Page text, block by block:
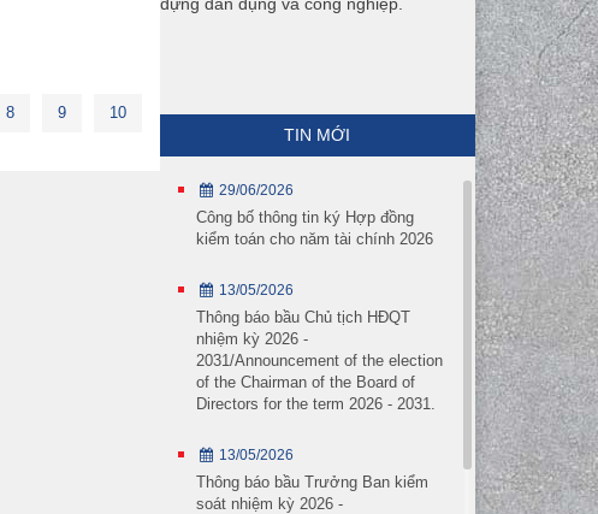
8 9 10
TIN MỚI
29/06/2026
Công bố thông tin ký Hợp đồng
kiểm toán cho năm tài chính 2026
13/05/2026
Thông báo bầu Chủ tịch HĐQT
nhiệm kỳ 2026 -
2031/Announcement of the election
of the Chairman of the Board of
Directors for the term 2026 - 2031.
13/05/2026
Thông báo bầu Trưởng Ban kiểm
soát nhiệm kỳ 2026 -